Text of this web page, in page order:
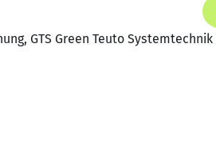
GTS Green Teuto Systemtechnik